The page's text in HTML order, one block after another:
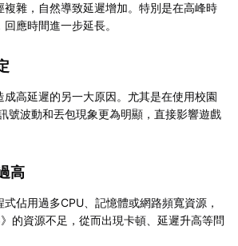
複雜，自然導致延遲增加。特別是在高峰時
應時間進一步延長。
高延遲的另一大原因。尤其是在使用校園
號波動和丟包現象更為明顯，直接影響遊戲
高
佔用過多CPU、記憶體或網路頻寬資源，
的資源不足，從而出現卡頓、延遲升高等問